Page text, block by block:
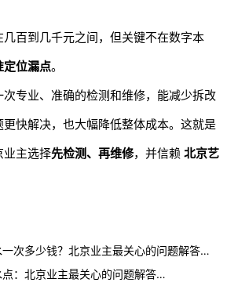
百到几千元之间，但关键不在数字本
定位漏点。
专业、准确的检测和维修，能减少拆改
快解决，也大幅降低整体成本。这就是
业主选择先检测、再维修，并信赖 北京艺
次多少钱？北京业主最关心的问题解答…
：北京业主最关心的问题解答…